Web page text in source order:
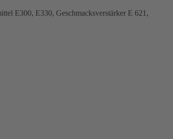
E300, E330, Geschmacksverstärker E 621,